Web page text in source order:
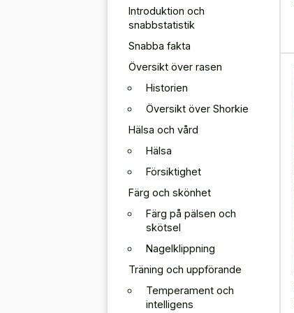
Introduktion och
snabbstatistik
Snabba fakta
Översikt över rasen
Historien
Översikt över Shorkie
Hälsa och vård
Hälsa
Försiktighet
Färg och skönhet
Färg på pälsen och
skötsel
Nagelklippning
Träning och uppförande
Temperament och
intelligens